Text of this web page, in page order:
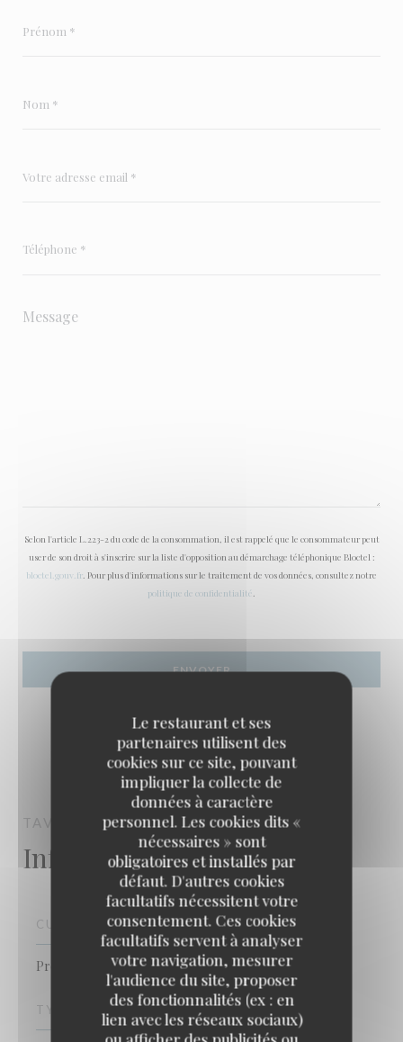
Le restaurant et ses
partenaires utilisent des
cookies sur ce site, pouvant
impliquer la collecte de
données à caractère
personnel. Les cookies dits «
nécessaires » sont
obligatoires et installés par
défaut. D'autres cookies
facultatifs nécessitent votre
consentement. Ces cookies
facultatifs servent à analyser
votre navigation, mesurer
l'audience du site, proposer
des fonctionnalités (ex : en
lien avec les réseaux sociaux)
Selon l'article L.223-2 du code de la consommation, il est rappelé que le consommateur peut
user de son droit à s'inscrire sur la liste d'opposition au démarchage téléphonique Bloctel :
bloctel.gouv.fr . Pour plus d'informations sur le traitement de vos données, consultez notre
politique de confidentialité
TAVLINE RESTAURANTPARIS
Infos pratiques
CUISINE
Produits frais, Fait maison
TYPE DE RESTAURANT